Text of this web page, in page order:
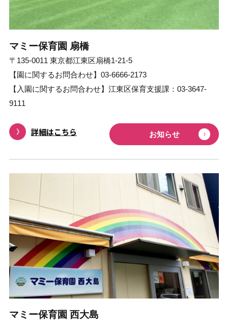
マミー保育園 扇橋
〒135-0011 東京都江東区扇橋1-21-5
【園に関するお問合わせ】03-6666-2173
【⼊園に関するお問合わせ】江東区保育支援課：03-3647-
9111
詳細はこちら お知らせ
マミー保育園 ⻄⼤島